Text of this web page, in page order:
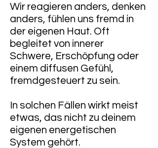
Wir reagieren anders, denken
anders, fühlen uns fremd in
der eigenen Haut. Oft
begleitet von innerer
Schwere, Erschöpfung oder
einem diffusen Gefühl,
fremdgesteuert zu sein.
In solchen Fällen wirkt meist
etwas, das nicht zu deinem
eigenen energetischen
System gehört.